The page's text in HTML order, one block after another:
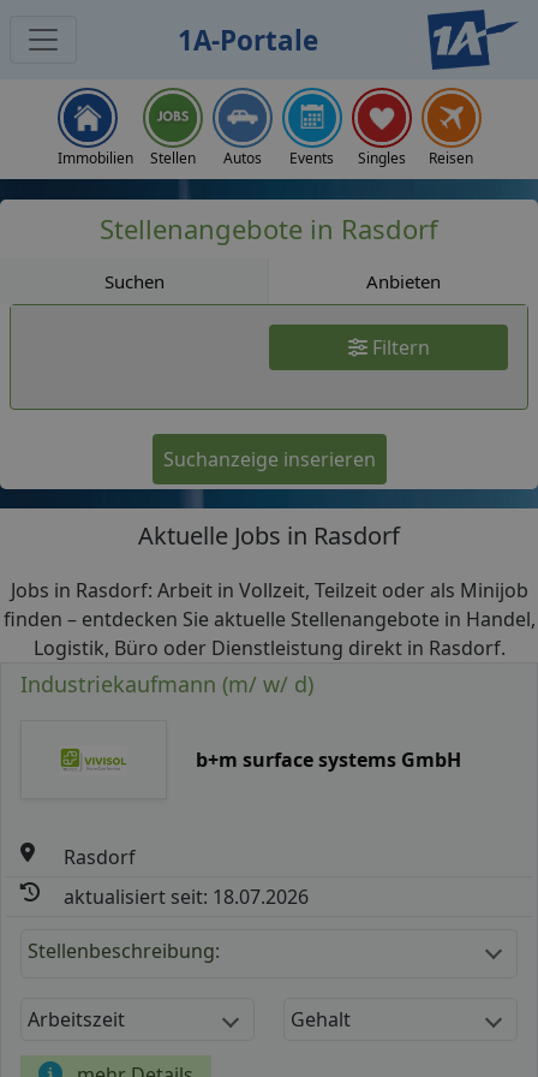
1A-Portale
Immobilien Stellen Autos Events Singles Reisen
Stellenangebote in Rasdorf
Suchen Anbieten
Filtern
Suchanzeige inserieren
Aktuelle Jobs in Rasdorf
Jobs in Rasdorf: Arbeit in Vollzeit, Teilzeit oder als Minijob
finden – entdecken Sie aktuelle Stellenangebote in Handel,
Logistik, Büro oder Dienstleistung direkt in Rasdorf.
Industriekaufmann (m/ w/ d)
b+m surface systems GmbH
Rasdorf
aktualisiert seit: 18.07.2026
Stellenbeschreibung:
Arbeitszeit Gehalt